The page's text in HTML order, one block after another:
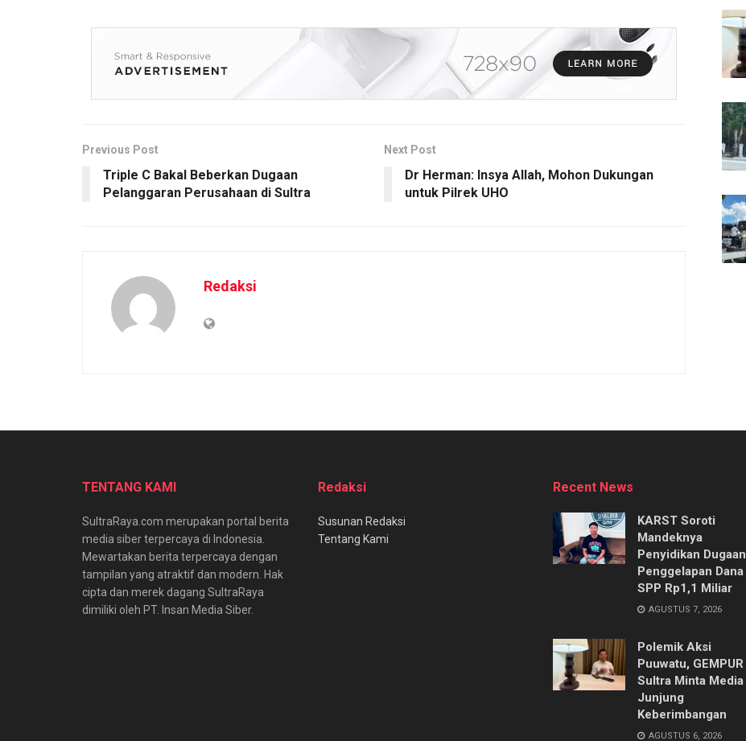
Previous Post
Triple C Bakal Beberkan Dugaan
Pelanggaran Perusahaan di Sultra
Next Post
Dr Herman: Insya Allah, Mohon Dukungan
untuk Pilrek UHO
Redaksi
TENTANG KAMI
SultraRaya.com merupakan portal berita
media siber terpercaya di Indonesia.
Mewartakan berita terpercaya dengan
tampilan yang atraktif dan modern. Hak
cipta dan merek dagang SultraRaya
dimiliki oleh PT. Insan Media Siber.
Redaksi
Susunan Redaksi
Tentang Kami
Recent News
KARST Soroti
Mandeknya
Penyidikan Dugaan
Penggelapan Dana
SPP Rp1,1 Miliar
AGUSTUS 7, 2026
Polemik Aksi
Puuwatu, GEMPUR
Sultra Minta Media
Junjung
Keberimbangan
AGUSTUS 6, 2026